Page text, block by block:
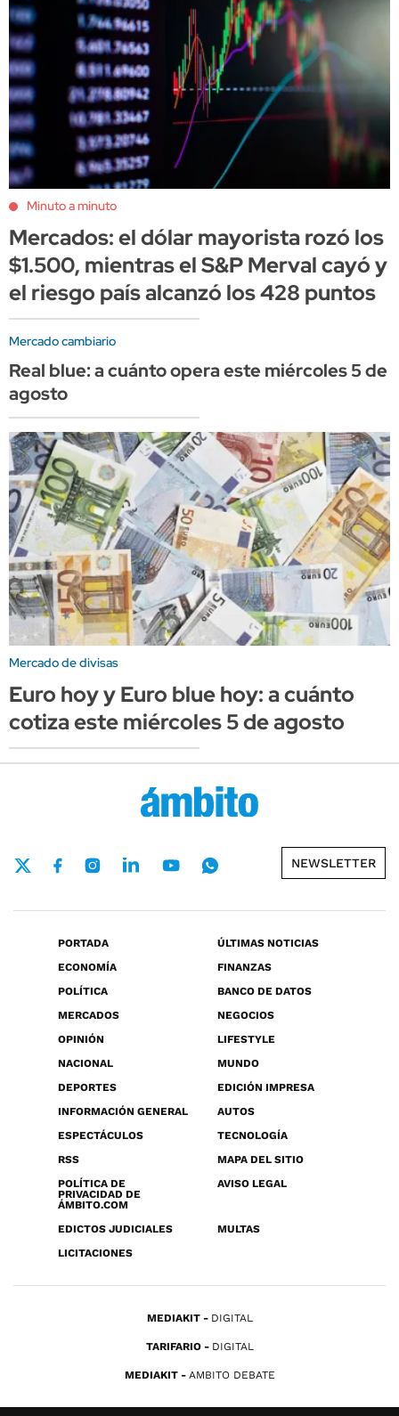
Minuto a minuto
Mercados: el dólar mayorista rozó los
$1.500, mientras el S&P Merval cayó y
el riesgo país alcanzó los 428 puntos
Mercado cambiario
Real blue: a cuánto opera este miércoles 5 de
agosto
Mercado de divisas
Euro hoy y Euro blue hoy: a cuánto
cotiza este miércoles 5 de agosto
NEWSLETTER
PORTADA
ÚLTIMAS NOTICIAS
ECONOMÍA
FINANZAS
POLÍTICA
BANCO DE DATOS
MERCADOS
NEGOCIOS
OPINIÓN
LIFESTYLE
NACIONAL
MUNDO
DEPORTES
EDICIÓN IMPRESA
INFORMACIÓN GENERAL
AUTOS
ESPECTÁCULOS
TECNOLOGÍA
RSS
MAPA DEL SITIO
POLÍTICA DE
PRIVACIDAD DE
ÁMBITO.COM
AVISO LEGAL
EDICTOS JUDICIALES
MULTAS
LICITACIONES
MEDIAKIT DIGITAL
TARIFARIO DIGITAL
MEDIAKIT AMBITO DEBATE